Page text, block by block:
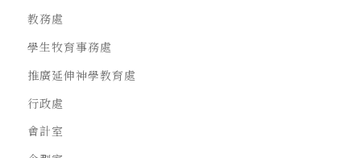
教務處
學生牧育事務處
推廣延伸神學教育處
行政處
會計室